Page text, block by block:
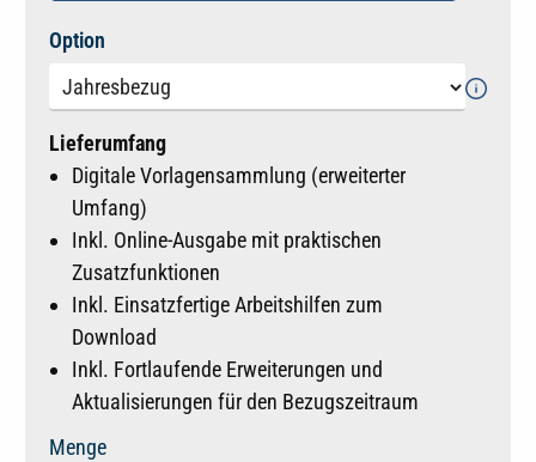
Option
Lieferumfang
Digitale Vorlagensammlung (erweiterter
Umfang)
Inkl. Online-Ausgabe mit praktischen
Zusatzfunktionen
Inkl. Einsatzfertige Arbeitshilfen zum
Download
Inkl. Fortlaufende Erweiterungen und
Aktualisierungen für den Bezugszeitraum
Menge